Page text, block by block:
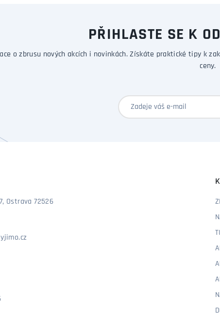
PŘIHLASTE SE K
o zbrusu nových akcích i novinkách. Získáte praktické tipy k
ceny.
Ostrava 72526